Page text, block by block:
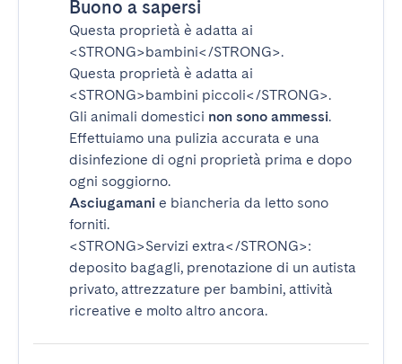
Buono a sapersi
Questa proprietà è adatta ai
<STRONG>bambini</STRONG>.
Questa proprietà è adatta ai
<STRONG>bambini piccoli</STRONG>.
Gli animali domestici non sono ammessi.
Effettuiamo una pulizia accurata e una
disinfezione di ogni proprietà prima e dopo
ogni soggiorno.
Asciugamani e biancheria da letto sono
forniti.
<STRONG>Servizi extra</STRONG>:
deposito bagagli, prenotazione di un autista
privato, attrezzature per bambini, attività
ricreative e molto altro ancora.